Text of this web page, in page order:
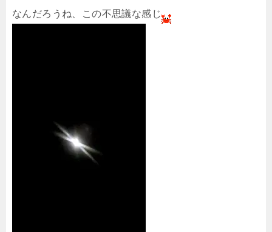
なんだろうね、この不思議な感じ